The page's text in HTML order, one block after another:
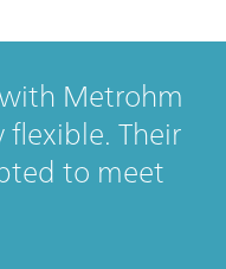
Metrohm
flexible. Their
to meet